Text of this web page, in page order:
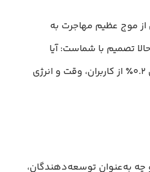
موج عظیم مهاجرت به
تصمیم با شماست: آیا
می‌خواهید همچنان برای ۰.۲٪ از کاربران، وقت و انرژی
و چه به‌عنوان توسعه‌دهندگان،